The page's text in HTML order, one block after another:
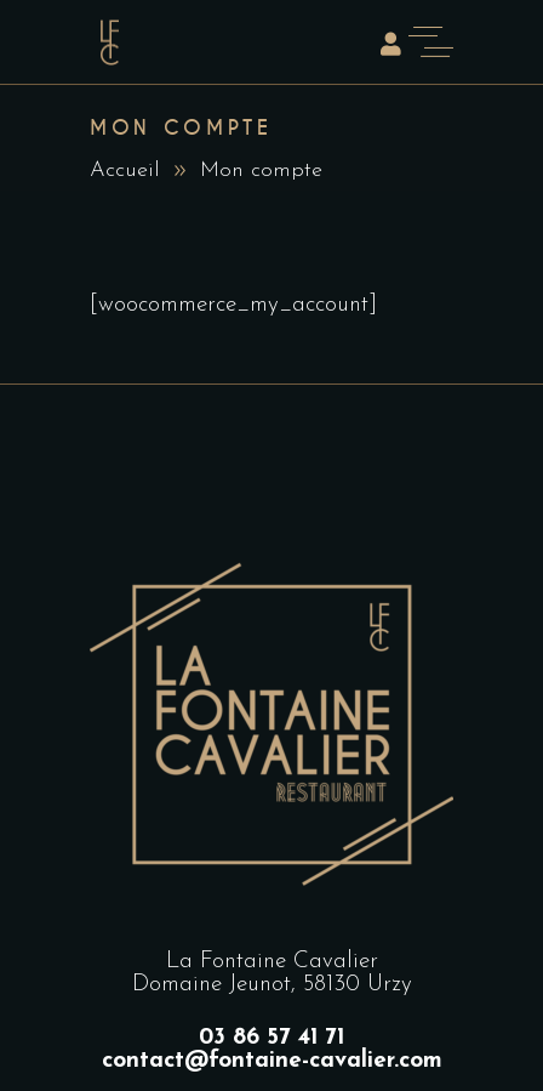
MON COMPTE
Accueil Mon compte
[woocommerce_my_account]
La Fontaine Cavalier
Domaine Jeunot, 58130 Urzy
03 86 57 41 71
contact@fontaine-cavalier.com